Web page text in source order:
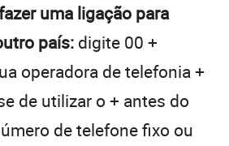
uma ligação para
país: digite 00 +
operadora de telefonia +
de utilizar o + antes do
de telefone fixo ou